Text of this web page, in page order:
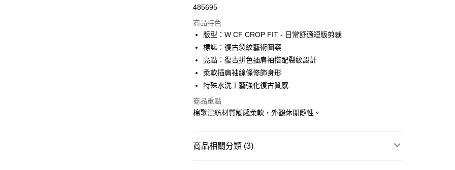
Google Pay
AlipayHK
WeChat Pay
送貨方式
485695
商品特色
版型：W CF CROP FIT - 日常舒適短版剪裁
標誌：復古裂紋藝術圖案
亮點：復古拼色插肩袖搭配裂紋設計
柔軟插肩袖線條修飾身形
特殊水洗工藝強化復古質感
商品重點
棉聚混紡材質觸感柔軟，外觀休閒隨性。
商品相關分類 (3)